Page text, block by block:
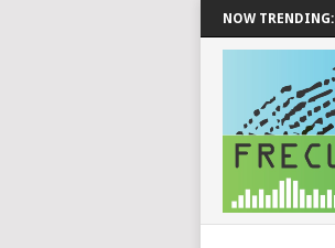
NOW TRENDING: